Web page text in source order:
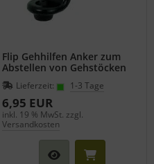
Flip Gehhilfen Anker zum
Abstellen von Gehstöcken
Lieferzeit: 1-3 Tage
6,95 EUR
inkl. 19 % MwSt. zzgl.
Versandkosten